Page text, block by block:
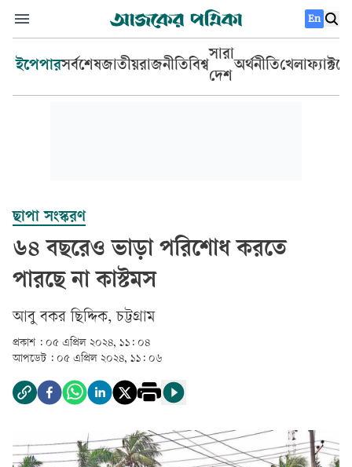
En
ইপেপারসর্বশেষজাতীয়রাজনীতিবিশ্ব
সারা
দেশ
অর্থনীতিখেলা
ছাপা সংস্করণ
৬৪ বছরেও ভাড়া পরিশোধ করতে
পারছে না কাস্টমস
আবু বকর ছিদ্দিক, চট্টগ্রাম
প্রকাশ : ০৫ এপ্রিল ২০২৪, ১১: ০৪
আপডেট : ০৫ এপ্রিল ২০২৪, ১১: ০৬